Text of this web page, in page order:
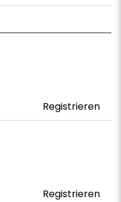
Registrieren
Registrieren